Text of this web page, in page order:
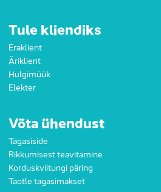
Tule kliendiks
Eraklient
Äriklient
Hulgimüük
Elekter
Võta ühendust
Tagasiside
Rikkumisest teavitamine
Korduskviitungi päring
Taotle tagasimakset